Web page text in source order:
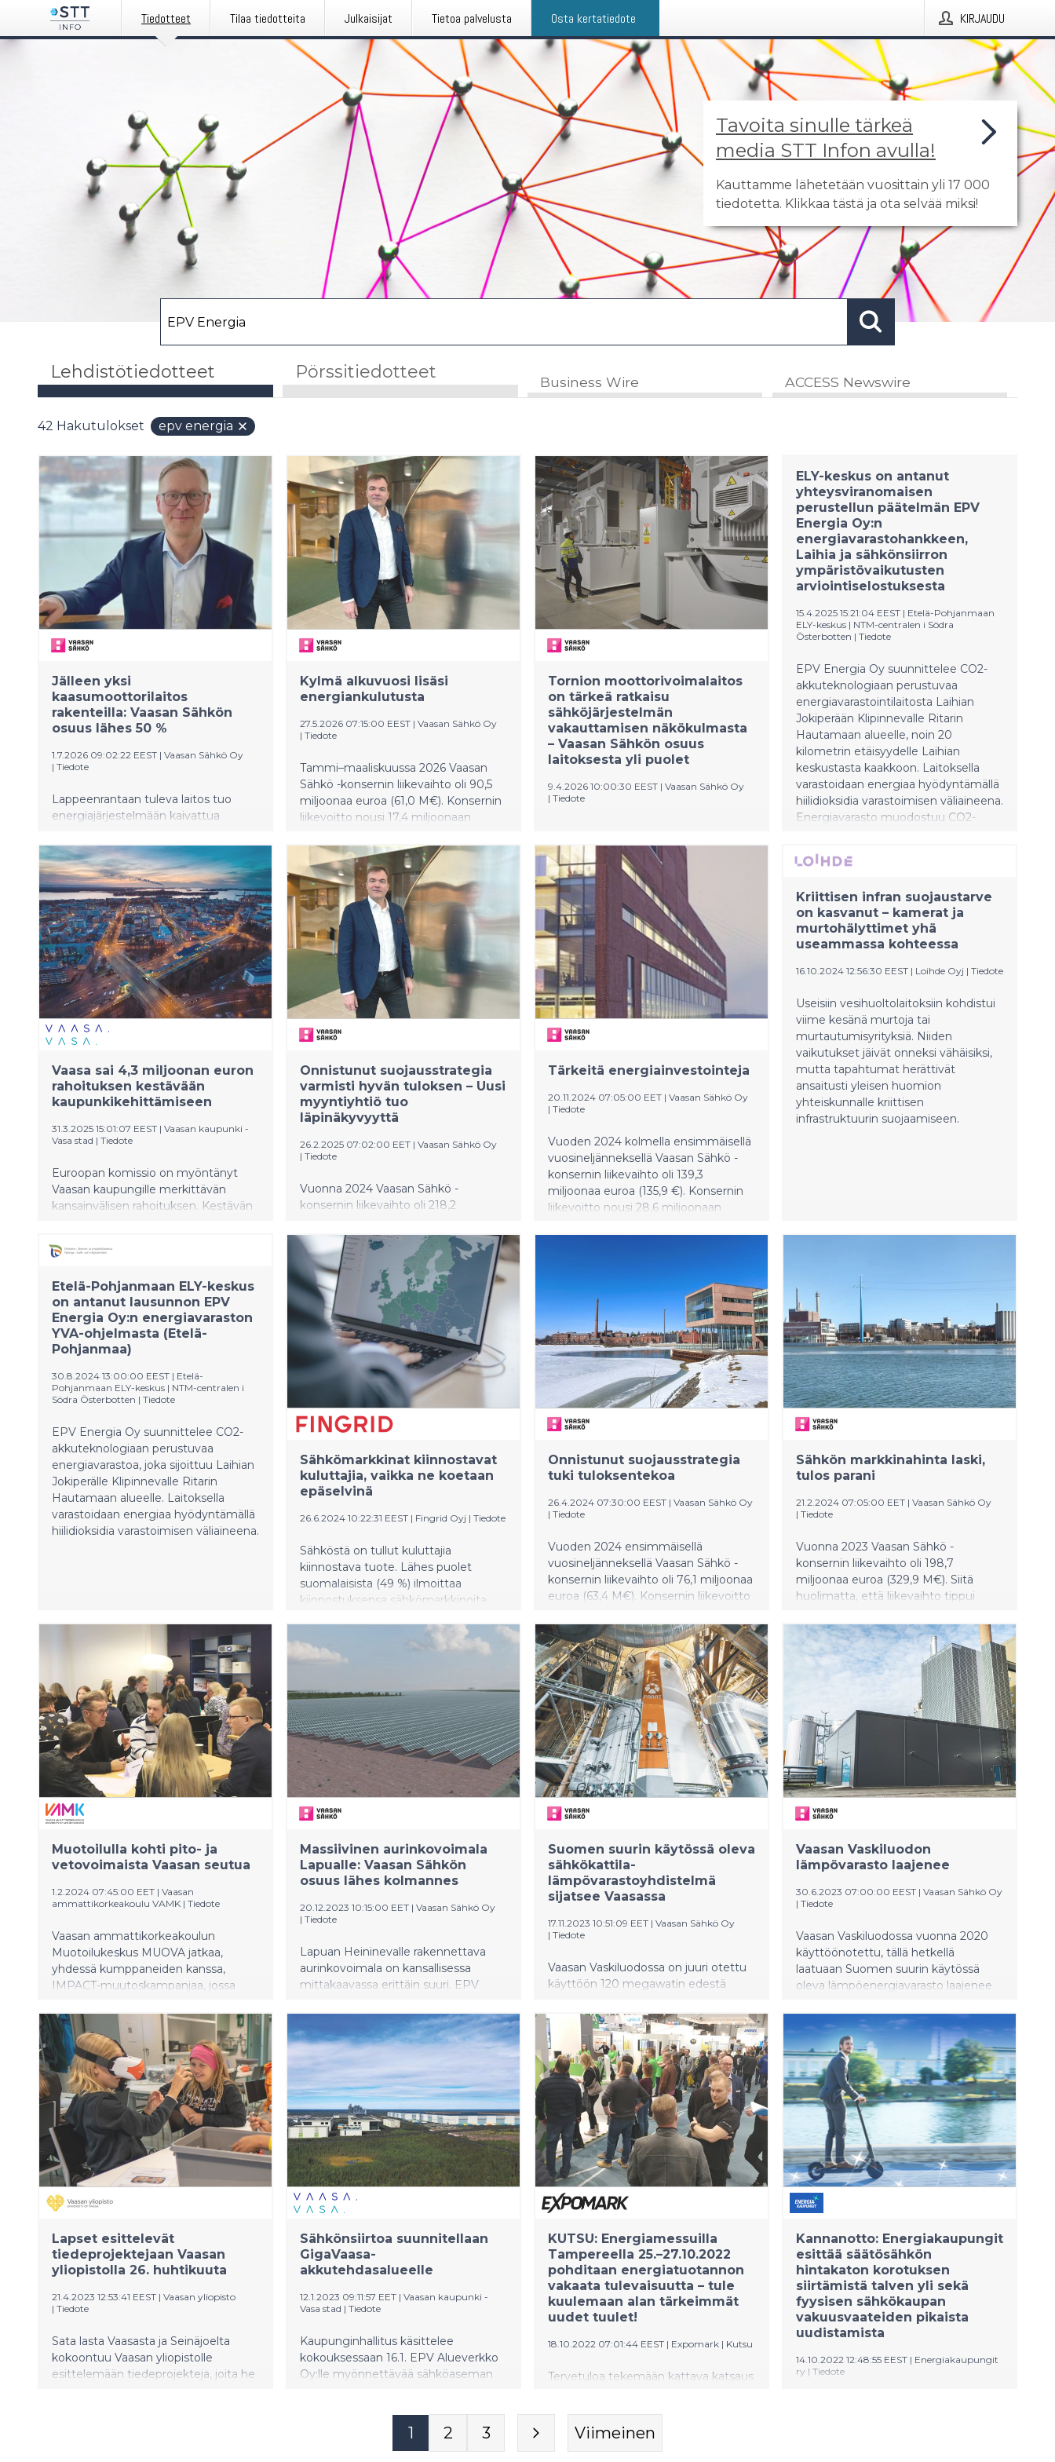
Tiedotteet Tilaa tiedotteita Julkaisijat Tietoa palvelusta Osta kertatiedote KIRJAUDU
Tavoita sinulle tärkeä
media STT Infon avulla!
Kauttamme lähetetään vuosittain yli 17 000
tiedotetta. Klikkaa tästä ja ota selvää miksi!
Lehdistötiedotteet Pörssitiedotteet Business Wire ACCESS Newswire
42 Hakutulokset epv energia
Jälleen yksi
kaasumoottorilaitos
rakenteilla: Vaasan Sähkön
osuus lähes 50 %
1.7.2026 09:02:22 EEST | Vaasan Sähkö Oy
| Tiedote
Lappeenrantaan tuleva laitos tuo
energiajärjestelmään kaivattua
EPV Energian yhteishanketta uuteen
kaasumoottorivoimalaitokseen
Lappeenrannassa. Laitoksen avulla
voidaan nopeasti lisätä
sähköntuotantoa erilaisten häiriöiden
ja vaikeasti ennustettavien
sääolosuhteiden aikana.
Kylmä alkuvuosi lisäsi
energiankulutusta
27.5.2026 07:15:00 EEST | Vaasan Sähkö Oy
| Tiedote
Tammi–maaliskuussa 2026 Vaasan
Sähkö -konsernin liikevaihto oli 90,5
miljoonaa euroa (61,0 M€). Konsernin
liikevoitto nousi 17,4 miljoonaan
liikevoittoprosentti oli 19,2 (11,8 %).
Yhtiön omavaraisuusaste nousi 57,6
prosenttiin (54,0 %).
Bruttoinvestointien määrä nousi
hiukan edellisvuodesta ollen 4,6
miljoonaa euroa (4,5 M€).
Tornion moottorivoimalaitos
on tärkeä ratkaisu
sähköjärjestelmän
vakauttamisen näkökulmasta
– Vaasan Sähkön osuus
laitoksesta yli puolet
9.4.2026 10:00:30 EEST | Vaasan Sähkö Oy
| Tiedote
siirtynyt Tornion Voiman
moottorivoimalaitos on kaikkea
muuta kuin aprillipila. Vaasan Sähkön
mukaan se on yksi tärkeä osa
voimakkaasti vaihtelevan
sähkömarkkinan vakauttamista.
Yhtiöllä onkin iso rooli laitoksen
mahdollistamisessa.
ELY-keskus on antanut
yhteysviranomaisen
perustellun päätelmän EPV
Energia Oy:n
energiavarastohankkeen,
Laihia ja sähkönsiirron
ympäristövaikutusten
arviointiselostuksesta
15.4.2025 15:21:04 EEST | Etelä-Pohjanmaan
ELY-keskus | NTM-centralen i Södra
Österbotten | Tiedote
EPV Energia Oy suunnittelee CO2-
akkuteknologiaan perustuvaa
energiavarastointilaitosta Laihian
Jokiperään Klipinnevalle Ritarin
Hautamaan alueelle, noin 20
kilometrin etäisyydelle Laihian
keskustasta kaakkoon. Laitoksella
varastoidaan energiaa hyödyntämällä
hiilidioksidia varastoimisen väliaineena.
Energiavarasto muodostuu CO2-
perustuu hiilidioksidin olomuodon
muutokseen. Etelä-Pohjanmaan ELY-
yhteysviranomaisen perustellun
päätelmän hankkeen
ympäristövaikutusten
arviointiselostuksesta.
Vaasa sai 4,3 miljoonan euron
rahoituksen kestävään
kaupunkikehittämiseen
31.3.2025 15:01:07 EEST | Vaasan kaupunki -
Vasa stad | Tiedote
Euroopan komissio on myöntänyt
Vaasan kaupungille merkittävän
kansainvälisen rahoituksen. Kestävän
kokonaisuudessaan 5,4 miljoonaa,
4,3 miljoonaa euroa.
Onnistunut suojausstrategia
varmisti hyvän tuloksen – Uusi
myyntiyhtiö tuo
läpinäkyvyyttä
26.2.2025 07:02:00 EET | Vaasan Sähkö Oy
| Tiedote
Vuonna 2024 Vaasan Sähkö -
konsernin liikevaihto oli 218,2
onnistui reilusti parantamaan
liikevoittoaan, joka nousi 44,5
miljoonaan euroon (13,6 M€). Hyvän
tuloksen taustalla oli ennen kaikkea
onnistunut suojausstrategia.
Liikevoittoon sisältyy myös 11
miljoonan euron vakuutuskorvaus.
Konsernin liikevoittoprosentti oli 20,4
(6,8 %). Yhtiön omavaraisuusaste
nousi 51,9 prosenttiin (49,0 %). Myös
bruttoinvestointien määrä nousi yli 50
prosentilla edellisvuodesta ollen 37,2
miljoonaa euroa.
Tärkeitä energiainvestointeja
20.11.2024 07:05:00 EET | Vaasan Sähkö Oy
| Tiedote
Vuoden 2024 kolmella ensimmäisellä
vuosineljänneksellä Vaasan Sähkö -
konsernin liikevaihto oli 139,3
miljoonaa euroa (135,9 €). Konsernin
liikevoitto nousi 28,6 miljoonaan
tapahtuneesta Vaskiluodon
tuotantolaitoksen turbiinirikosta.
Konsernin omavaraisuusaste nousi
53,4 prosenttiin (49,6 %).
Kriittisen infran suojaustarve
on kasvanut – kamerat ja
murtohälyttimet yhä
useammassa kohteessa
16.10.2024 12:56:30 EEST | Loihde Oyj | Tiedote
Useisiin vesihuoltolaitoksiin kohdistui
viime kesänä murtoja tai
murtautumisyrityksiä. Niiden
vaikutukset jäivät onneksi vähäisiksi,
mutta tapahtumat herättivät
ansaitusti yleisen huomion
yhteiskunnalle kriittisen
infrastruktuurin suojaamiseen.
Etelä-Pohjanmaan ELY-keskus
on antanut lausunnon EPV
Energia Oy:n energiavaraston
YVA-ohjelmasta (Etelä-
Pohjanmaa)
30.8.2024 13:00:00 EEST | Etelä-
Pohjanmaan ELY-keskus | NTM-centralen i
Södra Österbotten | Tiedote
EPV Energia Oy suunnittelee CO2-
akkuteknologiaan perustuvaa
energiavarastoa, joka sijoittuu Laihian
Jokiperälle Klipinnevalle Ritarin
Hautamaan alueelle. Laitoksella
varastoidaan energiaa hyödyntämällä
hiilidioksidia varastoimisen väliaineena.
Sähkömarkkinat kiinnostavat
kuluttajia, vaikka ne koetaan
epäselvinä
26.6.2024 10:22:31 EEST | Fingrid Oyj | Tiedote
Sähköstä on tullut kuluttajia
kiinnostava tuote. Lähes puolet
suomalaisista (49 %) ilmoittaa
kiinnostuksensa sähkömarkkinoita
suuri osa (46 %) seuraa pörssisähkön
hintaa viikoittain. Kuluttajia
mietityttää korkea sähkön hinta ja
mutta suurin osa suomalaisista (70 %)
ei kuitenkaan ole tehnyt muutoksia
omaan sähkön käyttöönsä. Tiedot
käyvät ilmi Fingrid Oyj:n Innolinkillä
teettämästä kuluttajatutkimuksesta.
Onnistunut suojausstrategia
tuki tuloksentekoa
26.4.2024 07:30:00 EEST | Vaasan Sähkö Oy
| Tiedote
Vuoden 2024 ensimmäisellä
vuosineljänneksellä Vaasan Sähkö -
konsernin liikevaihto oli 76,1 miljoonaa
euroa (63,4 M€). Konsernin liikevoitto
M€) liikevoittoprosentin ollessa 18,2
(-1,9). Konsernin omavaraisuusaste
nousi 51,9 prosenttiin (46,4 %).
Sähkön markkinahinta laski,
tulos parani
21.2.2024 07:05:00 EET | Vaasan Sähkö Oy
| Tiedote
Vuonna 2023 Vaasan Sähkö -
konsernin liikevaihto oli 198,7
miljoonaa euroa (329,9 M€). Siitä
huolimatta, että liikevaihto tippui
onnistui konserni parantamaan
liikevoittoaan, joka nousi 13,6
miljoonaan euroon (6,1 M€).
Konsernin liikevoittoprosentti jäi
kuitenkin vaatimattomalle tasolle (6,8
%). Yhtiön omavaraisuusaste nousi 49
prosenttiin (40,8 %).
Muotoilulla kohti pito- ja
vetovoimaista Vaasan seutua
1.2.2024 07:45:00 EET | Vaasan
ammattikorkeakoulu VAMK | Tiedote
Vaasan ammattikorkeakoulun
Muotoilukeskus MUOVA jatkaa,
yhdessä kumppaneiden kanssa,
IMPACT-muutoskampanjaa, jossa
Muutoskampanjan tarkoituksena on
luoda veto- ja pitovoimaisempaa
Vaasan seutua nuorille.
Massiivinen aurinkovoimala
Lapualle: Vaasan Sähkön
osuus lähes kolmannes
20.12.2023 10:15:00 EET | Vaasan Sähkö Oy
| Tiedote
Lapuan Heininevalle rakennettava
aurinkovoimala on kansallisessa
mittakaavassa erittäin suuri. EPV
mittaluokan laitos valmistuu
kahdessa vaiheessa. Ensimmäisessä
vaiheessa valmistuva aurinkovoimala
tuottaa arviolta noin 67
gigawattituntia sähköä vuodessa.
Siitä Vaasan Sähkön osuus on noin 30
prosenttia. Toisen vaiheen on
suunniteltu nostavan vuosituotannon
yli 90 gigawattituntiin.
Suomen suurin käytössä oleva
sähkökattila-
lämpövarastoyhdistelmä
sijatsee Vaasassa
17.11.2023 10:51:09 EET | Vaasan Sähkö Oy
| Tiedote
Vaasan Vaskiluodossa on juuri otettu
käyttöön 120 megawatin edestä
laajennettu lämpövarasto. Vaasan
Voiman laitoksen sähkökattiloiden
teho on hankinnan myötä yhteensä
160 megawattia, mikä asettaa Vaasan
kaukolämmön sähkökattilat
tehollisesti Suomen suurimpien
joukkoon. Yhdessä laajennetun
lämpövaraston kanssa ratkaisu tuo
järjestelmään kaivattua joustoa ja
kustannustehokkuutta samalla
vähentäen kaukolämmön tuotannon
päästöjä.
Vaasan Vaskiluodon
lämpövarasto laajenee
30.6.2023 07:00:00 EEST | Vaasan Sähkö Oy
| Tiedote
Vaasan Vaskiluodossa vuonna 2020
käyttöönotettu, tällä hetkellä
laatuaan Suomen suurin käytössä
oleva lämpöenergiavarasto laajenee
gigawattitunnin verran. Samassa
yhteydessä otetaan käyttöön kaksi
uutta sähkökattilaa, jotka tuovat
yhteensä 120 megawattia lisätehoa
kaukolämmön tuotantoon. Ratkaisut
lisäävät kaivattua joustoa
energiajärjestelmään ja yhteiskunnan
energiaomavaraisuutta.
Lapset esittelevät
tiedeprojektejaan Vaasan
yliopistolla 26. huhtikuuta
21.4.2023 12:53:41 EEST | Vaasan yliopisto
| Tiedote
Sata lasta Vaasasta ja Seinäjoelta
kokoontuu Vaasan yliopistolle
esittelemään tiedeprojekteja, joita he
Sähkönsiirtoa suunnitellaan
GigaVaasa-
akkutehdasalueelle
12.1.2023 09:11:57 EET | Vaasan kaupunki -
Vasa stad | Tiedote
Kaupunginhallitus käsittelee
kokouksessaan 16.1. EPV Alueverkko
Oy:lle myönnettävää sähköaseman
akkuteollisuusalueen keskeisimmistä
KUTSU: Energiamessuilla
Tampereella 25.–27.10.2022
pohditaan energiatuotannon
vakaata tulevaisuutta – tule
kuulemaan alan tärkeimmät
uudet tuulet!
18.10.2022 07:01:44 EEST | Expomark | Kutsu
Tervetuloa tekemään kattava katsaus
Tampereen Messu- ja
Urheilukeskukseen 25.–27.10.2022!
Kannanotto: Energiakaupungit
esittää säätösähkön
hintakaton korotuksen
siirtämistä talven yli sekä
fyysisen sähkökaupan
vakuusvaateiden pikaista
uudistamista
14.10.2022 12:48:55 EEST | Energiakaupungit
ry | Tiedote
1 2 3 Viimeinen